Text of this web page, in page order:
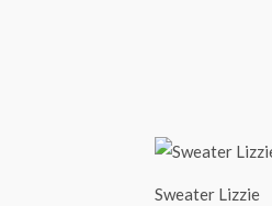
Sweater Lizzie